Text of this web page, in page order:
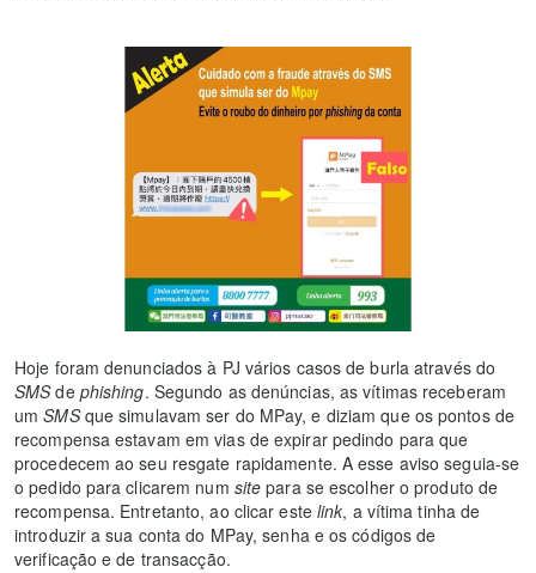
Hoje foram denunciados à PJ vários casos de burla através do
SMSde phishing. Segundo as denúncias, as vítimas receberam
umSMSque simulavam ser do MPay, e diziam que os pontos de
recompensa estavam em vias de expirar pedindo para que
procedecem ao seu resgate rapidamente. A esse aviso seguia-se
o pedido para clicarem num site para se escolher o produto de
recompensa. Entretanto, ao clicar este link, a vítima tinha de
introduzir a sua conta do MPay, senha e os códigos de
verificação e de transacção.